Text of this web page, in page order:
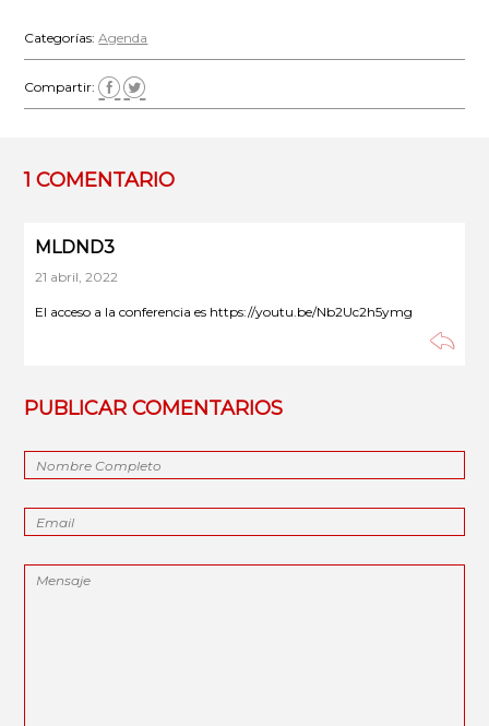
Categorías:Agenda
Compartir:
1 COMENTARIO
MLDND3
21 abril, 2022
El acceso a la conferencia es https://youtu.be/Nb2Uc2h5ymg
PUBLICAR COMENTARIOS